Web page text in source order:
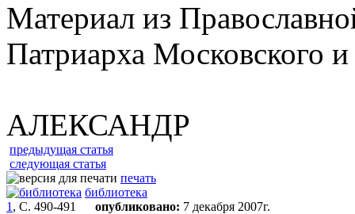
Материал из
Патриарха Московского
АЛЕКСАНДР
предыдущая статья
следующая статья
печать
библиотека
1 , С. 490-491 опубликовано: 7 декабря 2007г.